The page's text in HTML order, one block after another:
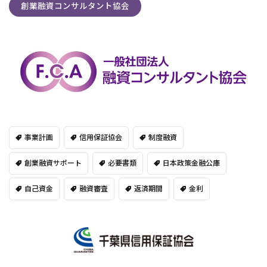
創業融資コンサルタント協会
事業計画 信用保証協会 制度融資
創業融資サポート 必要書類 日本政策金融公庫
自己資金 融資審査 返済期間 金利